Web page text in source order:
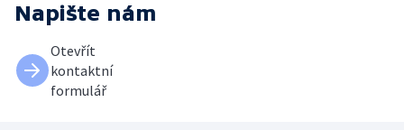
Napište nám
Otevřít
kontaktní
formulář